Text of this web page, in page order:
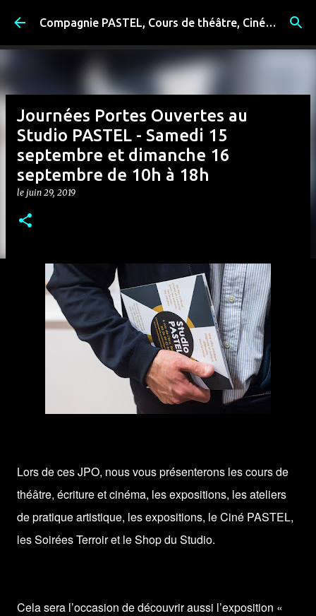
Accéder au contenu principal Compagnie PASTEL, Cours de théâtre, Cinéma, Exposition, Ateliers artistiques, Spectacle à Reims
Journées Portes Ouvertes au
Studio PASTEL - Samedi 15
septembre et dimanche 16
septembre de 10h à 18h
le juin 29, 2019
Lors de ces JPO, nous vous présenterons les cours de
théâtre, écriture et cinéma, les expositions, les ateliers
de pratique artistique, les expositions, le Ciné PASTEL,
les Soirées Terroir et le Shop du Studio.
Cela sera l’occasion de découvrir aussi l’exposition «